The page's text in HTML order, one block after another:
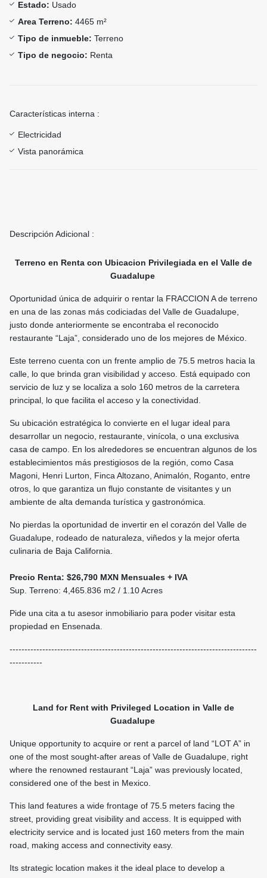
Estado: Usado
Area Terreno: 4465 m²
Tipo de inmueble: Terreno
Tipo de negocio: Renta
Características interna :
Electricidad
Vista panorámica
Descripción Adicional :
Terreno en Renta con Ubicacion Privilegiada en el Valle de
Guadalupe
Oportunidad única de adquirir o rentar la FRACCION A de terreno
en una de las zonas más codiciadas del Valle de Guadalupe,
justo donde anteriormente se encontraba el reconocido
restaurante “Laja”, considerado uno de los mejores de México.
Este terreno cuenta con un frente amplio de 75.5 metros hacia la
calle, lo que brinda gran visibilidad y acceso. Está equipado con
servicio de luz y se localiza a solo 160 metros de la carretera
principal, lo que facilita el acceso y la conectividad.
Su ubicación estratégica lo convierte en el lugar ideal para
desarrollar un negocio, restaurante, vinícola, o una exclusiva
casa de campo. En los alrededores se encuentran algunos de los
establecimientos más prestigiosos de la región, como Casa
Magoni, Henri Lurton, Finca Altozano, Animalón, Roganto, entre
otros, lo que garantiza un flujo constante de visitantes y un
ambiente de alta demanda turística y gastronómica.
No pierdas la oportunidad de invertir en el corazón del Valle de
Guadalupe, rodeado de naturaleza, viñedos y la mejor oferta
culinaria de Baja California.
Precio Renta: $26,790 MXN Mensuales + IVA
Sup. Terreno: 4,465.836 m2 / 1.10 Acres
Pide una cita a tu asesor inmobiliario para poder visitar esta
propiedad en Ensenada.
-----------------------------------------------------------------------------------
-----------
Land for Rent with Privileged Location in Valle de
Guadalupe
Unique opportunity to acquire or rent a parcel of land “LOT A” in
one of the most sought-after areas of Valle de Guadalupe, right
where the renowned restaurant “Laja” was previously located,
considered one of the best in Mexico.
This land features a wide frontage of 75.5 meters facing the
street, providing great visibility and access. It is equipped with
electricity service and is located just 160 meters from the main
road, making access and connectivity easy.
Its strategic location makes it the ideal place to develop a